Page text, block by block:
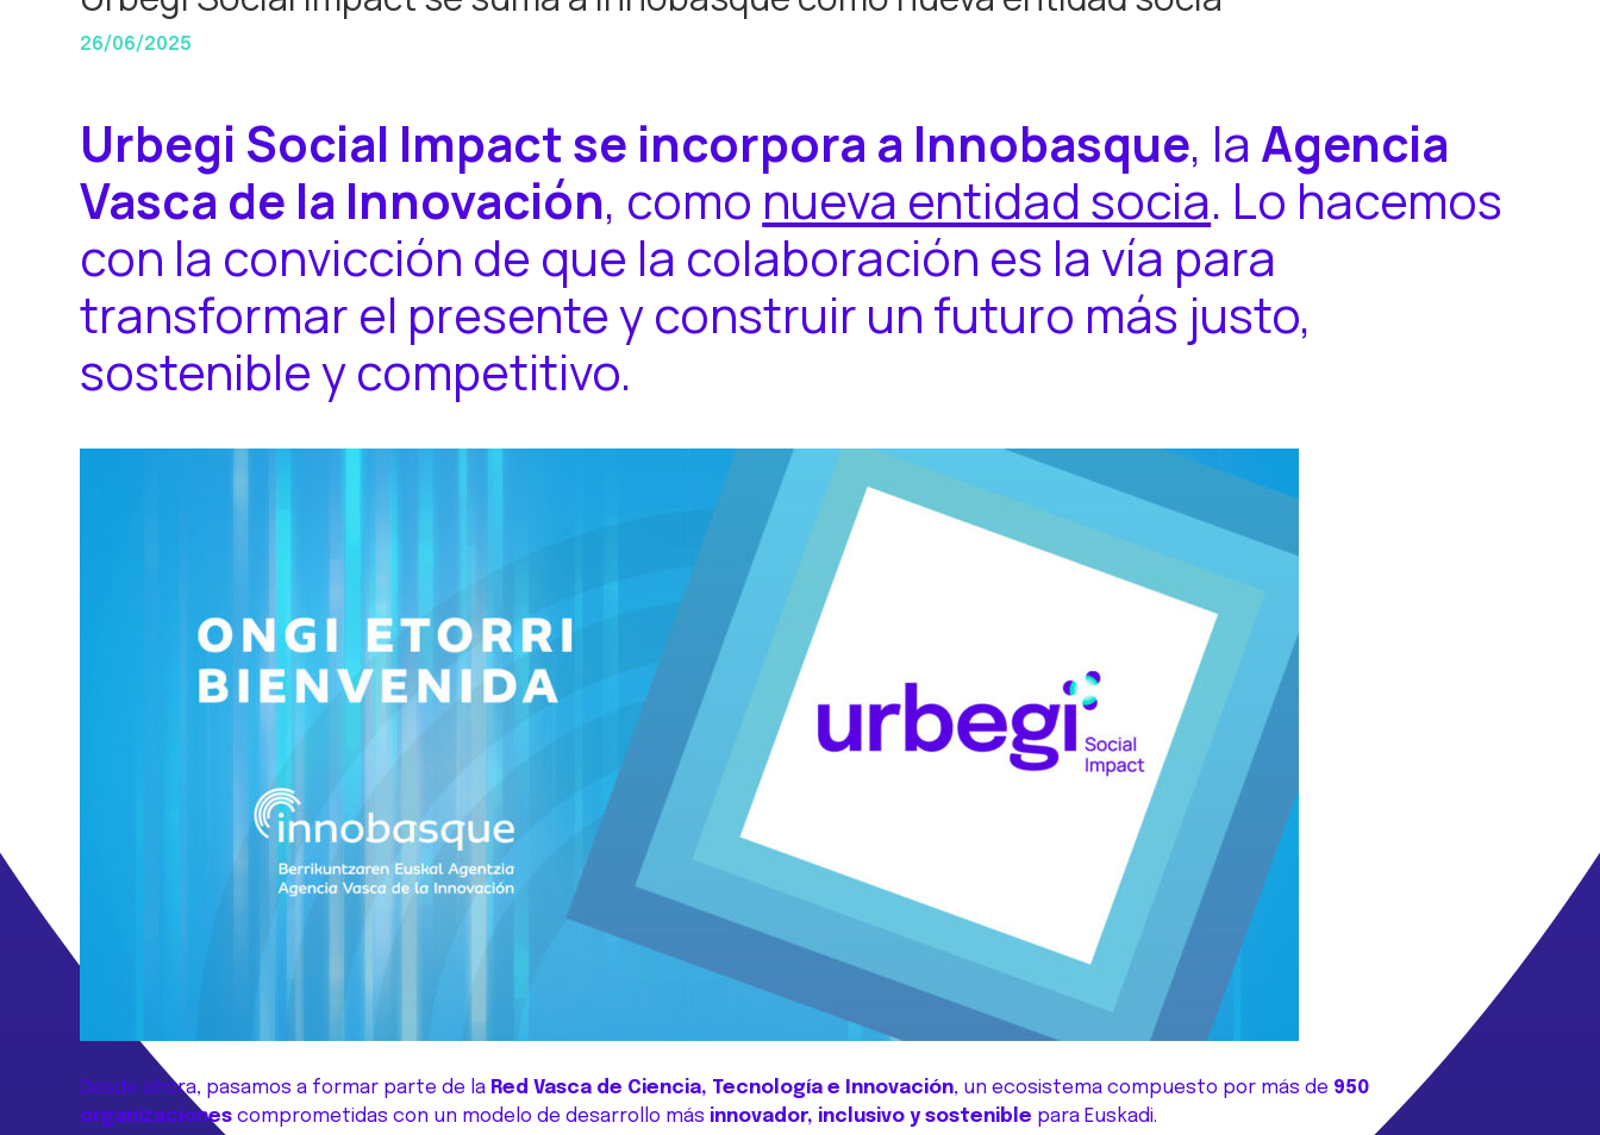
26/06/2025
Urbegi Social Impact se incorpora a Innobasque, la Agencia
Vasca de la Innovación, como nueva entidad socia. Lo hacemos
con la convicción de que la colaboración es la vía para
transformar el presente y construir un futuro más justo,
sostenible y competitivo.
Desde ahora, pasamos a formar parte de la Red Vasca de Ciencia, Tecnología e Innovación, un ecosistema compuesto por más de 950
organizaciones comprometidas con un modelo de desarrollo más innovador, inclusivo y sostenible para Euskadi.